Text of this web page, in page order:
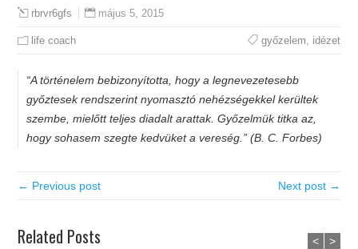
rbrvr6gfs május 5, 2015
life coach győzelem idézet
“A történelem bebizonyította, hogy a legnevezetesebb
győztesek rendszerint nyomasztó nehézségekkel kerültek
szembe, mielőtt teljes diadalt arattak. Győzelmük titka az,
hogy sohasem szegte kedvüket a vereség.” (B. C. Forbes)
← Previous post Next post →
Related Posts < >